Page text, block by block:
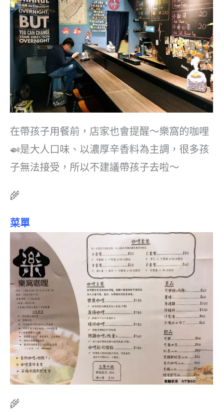
在帶孩子用餐前，店家也會提醒～樂窩的咖哩
🍛是大人口味、以濃厚辛香料為主調，很多孩
子無法接受，所以不建議帶孩子去啦～
🌾
菜單
🌾